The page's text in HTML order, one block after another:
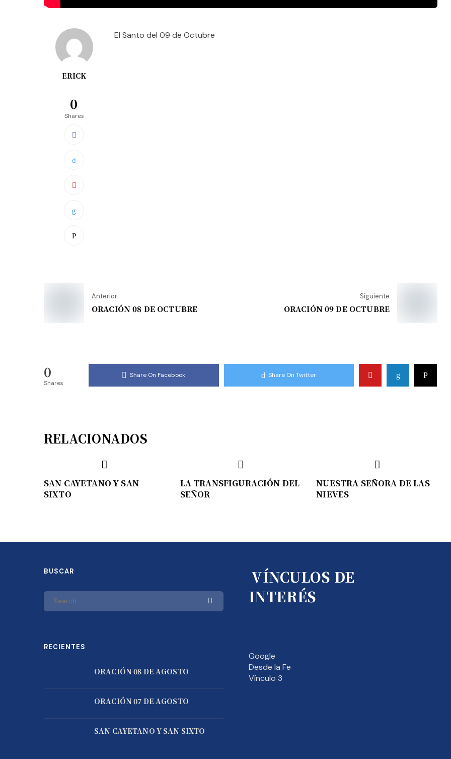
ERICK
0
Shares
El Santo del 09 de Octubre
Anterior
ORACIÓN 08 DE OCTUBRE
Siguiente
ORACIÓN 09 DE OCTUBRE
0
Shares
Share On Facebook Share On Twitter
RELACIONADOS
SAN CAYETANO Y SAN
SIXTO
LA TRANSFIGURACIÓN DEL
SEÑOR
NUESTRA SEÑORA DE LAS
NIEVES
BUSCAR
RECIENTES
ORACIÓN 08 DE AGOSTO
ORACIÓN 07 DE AGOSTO
SAN CAYETANO Y SAN SIXTO
VÍNCULOS DE
INTERÉS
Google
Desde la Fe
Vínculo 3